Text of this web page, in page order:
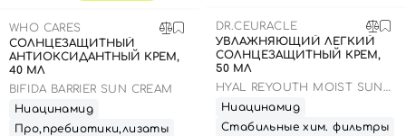
Кремы для тела с SPF
Миниатюры
Карбокситерапия
Бьюти Гаджеты
Автозагар
Специальный уход
Для детей
Для мужчин
Дезодоранты
Интимный уход
Автозагар
WHO CARES
СОЛНЦЕЗАЩИТНЫЙ
АНТИОКСИДАНТНЫЙ КРЕМ,
40 МЛ
BIFIDA BARRIER SUN CREAM
Ниацинамид
Про,пребиотики,лизаты
DR.CEURACLE
УВЛАЖНЯЮЩИЙ ЛЕГКИЙ
СОЛНЦЕЗАЩИТНЫЙ КРЕМ,
50 МЛ
HYAL REYOUTH MOIST SUN
SPF 50/PA++++
Ниацинамид
Стабильные хим. фильтры